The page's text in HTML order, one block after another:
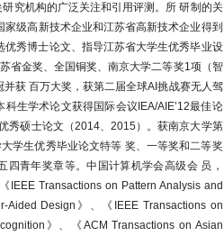
自动驾驶最权威国 际竞赛CVPR
参赛，与上海人工智能实验室合
赛道夺冠，获得 100万元人民币奖
中，实验室王文海、宋小鸽、肖瑶
，弱标注大规模街景文字识别竞
名、MLT竞赛（Muliti-Lingual Text
究机构的广泛关注和引用评测。 所 研制的关
家级高新技术企业和江苏省高新技术企业得到
秀博士论文、指导江苏省大学生优秀毕业设
省金奖、全国铜奖、南京大学二等奖1项（智
获 百万大奖，获第二届全球AI挑战赛无人驾
生学术论文获得国际会议IEA/AIE’12最佳论
秀硕士论文（2014、2015）。获南京大学第
学生优秀毕业论文特等 奖、一等奖和二等奖
青年奖章等。中国计算机学会高级会 员，
Transactions on Pattern Analysis and
Aided Design》、《IEEE Transactions on
》、《ACM Transactions on Asian